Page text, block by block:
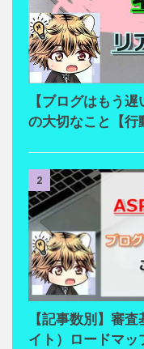
【ブログはもう
の大切なこと【行
2
【記事数別】審
イト）ロードマッ